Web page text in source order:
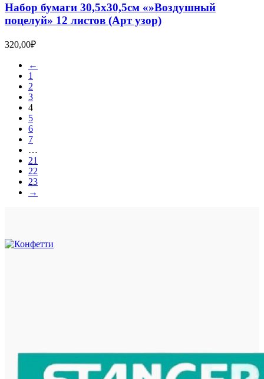
Набор бумаги 30,5х30,5см «»Воздушный
поцелуй» 12 листов (Арт узор)
320,00₽
←
1
2
3
4
5
6
7
…
21
22
23
→